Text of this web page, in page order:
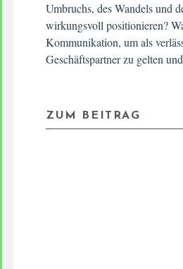
Umbruchs, des Wandels und
wirkungsvoll positionieren?
Kommunikation, um als
Geschäftspartner zu gelten
ZUM BEITRAG